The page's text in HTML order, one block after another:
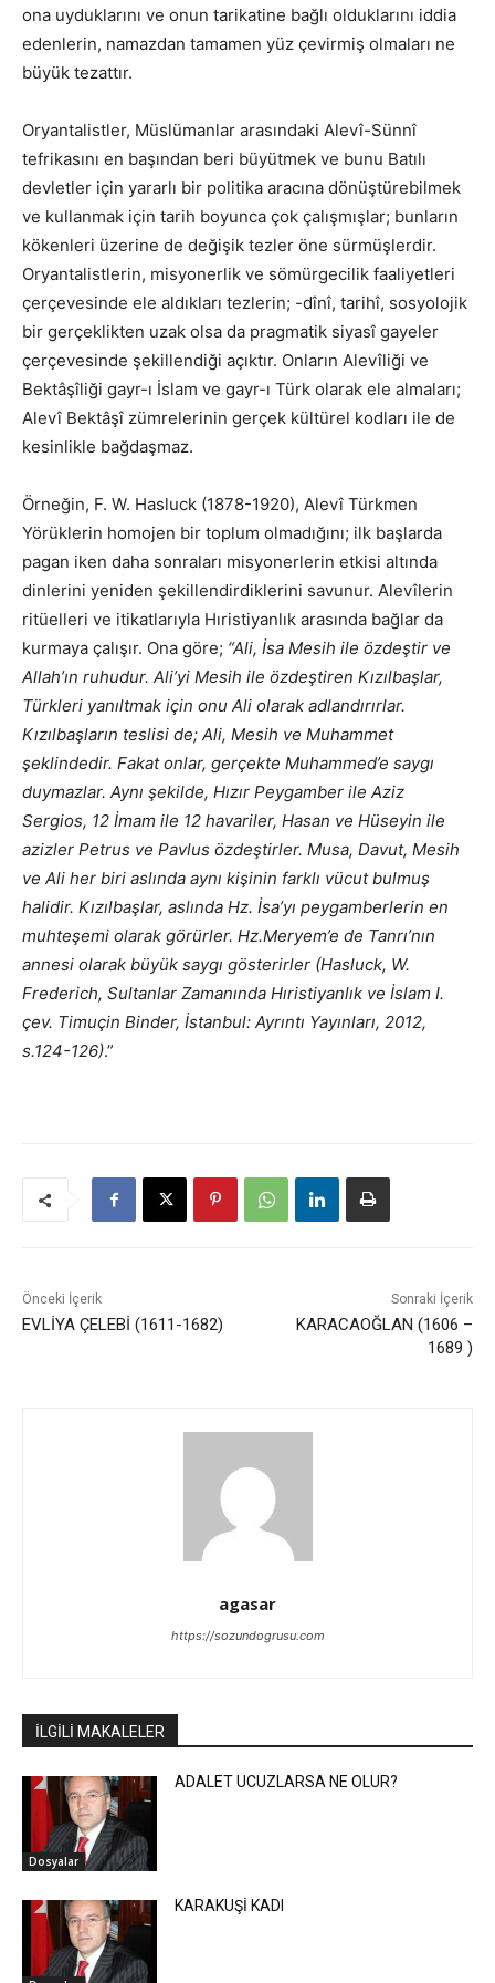
ona uyduklarını ve onun tarikatine bağlı olduklarını iddia
edenlerin, namazdan tamamen yüz çevirmiş olmaları ne
büyük tezattır.
Oryantalistler, Müslümanlar arasındaki Alevî-Sünnî
tefrikasını en başından beri büyütmek ve bunu Batılı
devletler için yararlı bir politika aracına dönüştürebilmek
ve kullanmak için tarih boyunca çok çalışmışlar; bunların
kökenleri üzerine de değişik tezler öne sürmüşlerdir.
Oryantalistlerin, misyonerlik ve sömürgecilik faaliyetleri
çerçevesinde ele aldıkları tezlerin; -dînî, tarihî, sosyolojik
bir gerçeklikten uzak olsa da pragmatik siyasî gayeler
çerçevesinde şekillendiği açıktır. Onların Alevîliği ve
Bektâşîliği gayr-ı İslam ve gayr-ı Türk olarak ele almaları;
Alevî Bektâşî zümrelerinin gerçek kültürel kodları ile de
kesinlikle bağdaşmaz.
Örneğin, F. W. Hasluck (1878-1920), Alevî Türkmen
Yörüklerin homojen bir toplum olmadığını; ilk başlarda
pagan iken daha sonraları misyonerlerin etkisi altında
dinlerini yeniden şekillendirdiklerini savunur. Alevîlerin
ritüelleri ve itikatlarıyla Hıristiyanlık arasında bağlar da
kurmaya çalışır. Ona göre; “Ali, İsa Mesih ile özdeştir ve
Allah’ın ruhudur. Ali’yi Mesih ile özdeştiren Kızılbaşlar,
Türkleri yanıltmak için onu Ali olarak adlandırırlar.
Kızılbaşların teslisi de; Ali, Mesih ve Muhammet
şeklindedir. Fakat onlar, gerçekte Muhammed’e saygı
duymazlar. Aynı şekilde, Hızır Peygamber ile Aziz
Sergios, 12 İmam ile 12 havariler, Hasan ve Hüseyin ile
azizler Petrus ve Pavlus özdeştirler. Musa, Davut, Mesih
ve Ali her biri aslında aynı kişinin farklı vücut bulmuş
halidir. Kızılbaşlar, aslında Hz. İsa’yı peygamberlerin en
muhteşemi olarak görürler. Hz.Meryem’e de Tanrı’nın
annesi olarak büyük saygı gösterirler (Hasluck, W.
Frederich, Sultanlar Zamanında Hıristiyanlık ve İslam I.
çev. Timuçin Binder, İstanbul: Ayrıntı Yayınları, 2012,
s.124-126).”
Önceki İçerik
EVLİYA ÇELEBİ (1611-1682)
Sonraki İçerik
KARACAOĞLAN (1606 –
1689 )
agasar
https://sozundogrusu.com
İLGİLİ MAKALELER
Dosyalar
ADALET UCUZLARSA NE OLUR?
KARAKUŞİ KADI